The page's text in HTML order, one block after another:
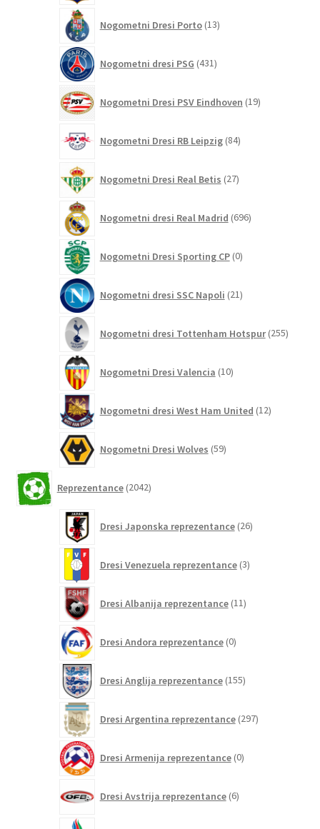
Nogometni Dresi Porto 13izdelkov
Nogometni dresi PSG 431izdelkov
Nogometni Dresi PSV Eindhoven 19izdelkov
Nogometni Dresi RB Leipzig 84izdelkov
Nogometni Dresi Real Betis 27izdelkov
Nogometni dresi Real Madrid 696izdelkov
Nogometni Dresi Sporting CP 0izdelkov
Nogometni dresi SSC Napoli 21izdelkov
Nogometni dresi Tottenham Hotspur 255
Nogometni Dresi Valencia 10izdelkov
Nogometni dresi West Ham United 12izdelkov
Nogometni Dresi Wolves 59izdelkov
Reprezentance 2042izdelkov
Dresi Japonska reprezentance 26izdelkov
Dresi Venezuela reprezentance 3izdelki
Dresi Albanija reprezentance 11izdelkov
Dresi Andora reprezentance 0izdelkov
Dresi Anglija reprezentance 155izdelkov
Dresi Argentina reprezentance 297izdelkov
Dresi Armenija reprezentance 0izdelkov
Dresi Avstrija reprezentance 6izdelkov